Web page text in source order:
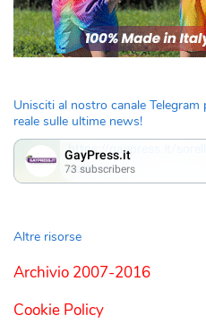
Unisciti al nostro canale
reale sulle ultime news!
Altre risorse
Archivio 2007-2016
Cookie Policy